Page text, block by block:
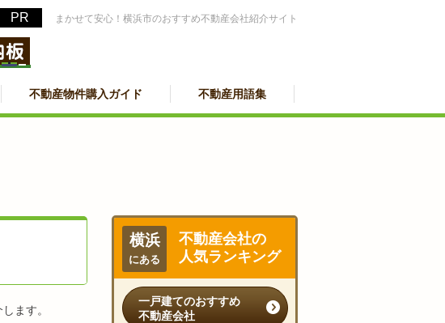
まかせて安心！横浜市のおすすめ不動産会社紹介サイト
不動産物件購入ガイド 不動産用語集
ます。
横浜
にある
不動産会社の
人気ランキング
一戸建てのおすすめ
不動産会社